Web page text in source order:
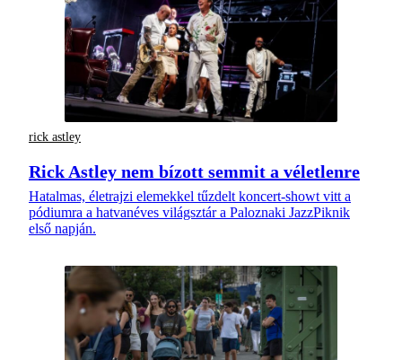
rick astley
Rick Astley nem bízott semmit a véletlenre
Hatalmas, életrajzi elemekkel tűzdelt koncert-showt vitt a
pódiumra a hatvanéves világsztár a Paloznaki JazzPiknik
első napján.